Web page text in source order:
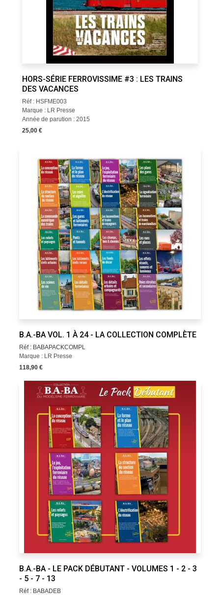
HORS-SÉRIE FERROVISSIME #3 : LES TRAINS
DES VACANCES
Réf : HSFME003
Marque : LR Presse
Année de parution : 2015
25,00 €
B.A.-BA VOL. 1 À 24 - LA COLLECTION COMPLÈTE
Réf : BABAPACKCOMPL
Marque : LR Presse
118,90 €
B.A.-BA - LE PACK DÉBUTANT - VOLUMES 1 - 2 - 3
- 5 - 7 - 13
Réf : BABADEB